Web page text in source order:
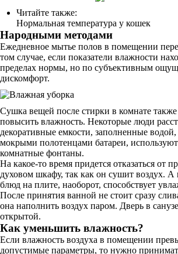
Читайте также:
Нормальная температура у кошек
Народными методами
Ежедневное мытье полов в помещении
том случае, если показатели влажности
пределах нормы, но по субъективным
дискомфорт.
Сушка вещей после стирки в комнате
повысить влажность. Некоторые люди
декоративные емкости, заполненные
мокрыми полотенцами батареи,
комнатные фонтаны.
На какое-то время придется отказаться от
духовом шкафу, так как он сушит воздух. А
блюд на плите, наоборот, способствует
После принятия ванной не стоит сразу
она наполнить воздух паром. Дверь в
открытой.
Как уменьшить влажность?
Если влажность воздуха в помещении
допустимые параметры, то нужно